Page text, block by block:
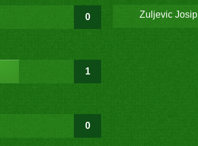
Zuljevic Josip
0
1
0